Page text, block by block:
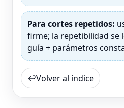
Para cortes repetidos:
firme; la repetibilidad se
guía + parámetros
↩Volver al índice